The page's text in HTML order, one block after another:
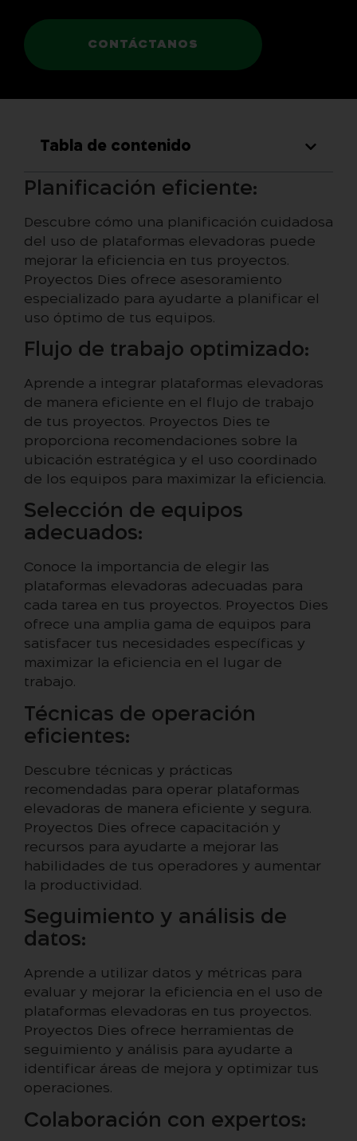
CONTÁCTANOS
Tabla de contenido
Planificación eficiente:
Descubre cómo una planificación cuidadosa
del uso de plataformas elevadoras puede
mejorar la eficiencia en tus proyectos.
Proyectos Dies ofrece asesoramiento
especializado para ayudarte a planificar el
uso óptimo de tus equipos.
Flujo de trabajo optimizado:
Aprende a integrar plataformas elevadoras
de manera eficiente en el flujo de trabajo
de tus proyectos. Proyectos Dies te
proporciona recomendaciones sobre la
ubicación estratégica y el uso coordinado
de los equipos para maximizar la eficiencia.
Selección de equipos
adecuados:
Conoce la importancia de elegir las
plataformas elevadoras adecuadas para
cada tarea en tus proyectos. Proyectos Dies
ofrece una amplia gama de equipos para
satisfacer tus necesidades específicas y
maximizar la eficiencia en el lugar de
trabajo.
Técnicas de operación
eficientes:
Descubre técnicas y prácticas
recomendadas para operar plataformas
elevadoras de manera eficiente y segura.
Proyectos Dies ofrece capacitación y
recursos para ayudarte a mejorar las
habilidades de tus operadores y aumentar
la productividad.
Seguimiento y análisis de
datos:
Aprende a utilizar datos y métricas para
evaluar y mejorar la eficiencia en el uso de
plataformas elevadoras en tus proyectos.
Proyectos Dies ofrece herramientas de
seguimiento y análisis para ayudarte a
identificar áreas de mejora y optimizar tus
operaciones.
Colaboración con expertos: